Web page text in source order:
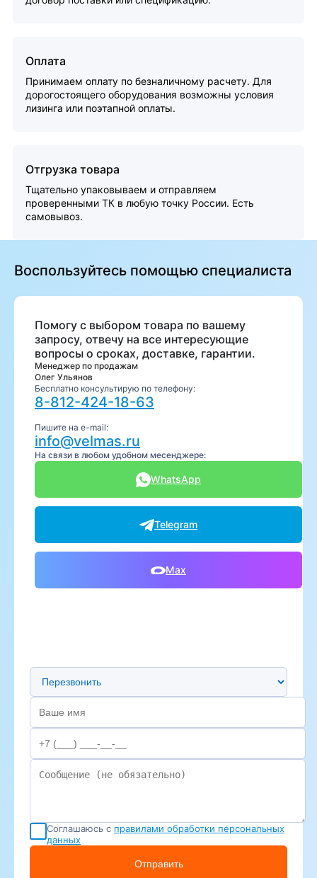
Оплата
Принимаем оплату по безналичному расчету. Для
дорогостоящего оборудования возможны условия
лизинга или поэтапной оплаты.
Отгрузка товара
Тщательно упаковываем и отправляем
проверенными ТК в любую точку России. Есть
самовывоз.
Воспользуйтесь помощью специалиста
Помогу с выбором товара по вашему
запросу, отвечу на все интересующие
вопросы о сроках, доставке, гарантии.
Менеджер по продажам
Олег Ульянов
Бесплатно консультирую по телефону:
8-812-424-18-63
Пишите на e-mail:
info@velmas.ru
На связи в любом удобном месенджере:
WhatsApp
Telegram
Max
Предпочтительный способ связи
Соглашаюсь с правилами обработки персональных
данных
Отправить